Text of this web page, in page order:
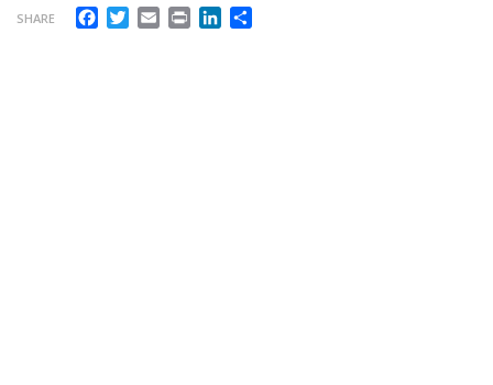
SHARE Facebook
Twitter
EmailPrintLinkedIn